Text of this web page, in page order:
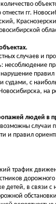
гг.
случаев и
с
людей в
и правил
трафик
детей, в связи с